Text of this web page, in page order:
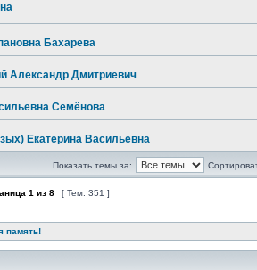
Бахарева
Александр Дмитриевич
Семёнова
Екатерина Васильевна
Показать темы за:
1 из 8 [ Тем: 351 ]
память!